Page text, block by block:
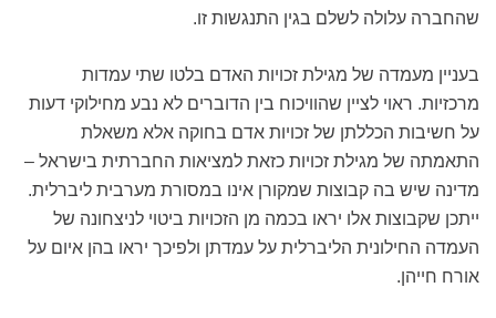
שהחברה עלולה לשלם בגין התנגשות זו.
בעניין מעמדה של מגילת זכויות האדם בלטו שתי עמדות
מרכזיות. ראוי לציין שהוויכוח בין הדוברים לא נבע מחילוקי דעות
על חשיבות הכללתן של זכויות אדם בחוקה אלא משאלת
התאמתה של מגילת זכויות כזאת למציאות החברתית בישראל –
מדינה שיש בה קבוצות שמקורן אינו במסורת מערבית ליברלית.
ייתכן שקבוצות אלו יראו בכמה מן הזכויות ביטוי לניצחונה של
העמדה החילונית הליברלית על עמדתן ולפיכך יראו בהן איום על
אורח חייהן.